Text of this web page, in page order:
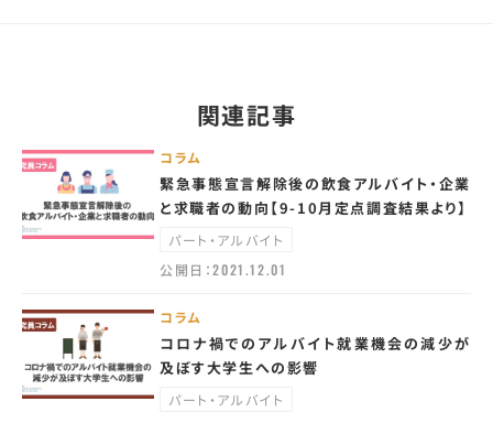
関連記事
コラム
緊急事態宣言解除後の飲食アルバイト・企業
と求職者の動向【9-10月定点調査結果より】
パート・アルバイト
公開日：2021.12.01
コラム
コロナ禍でのアルバイト就業機会の減少が
及ぼす大学生への影響
パート・アルバイト